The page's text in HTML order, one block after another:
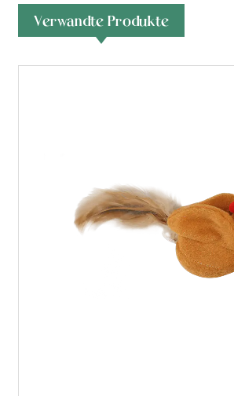
Verwandte Produkte